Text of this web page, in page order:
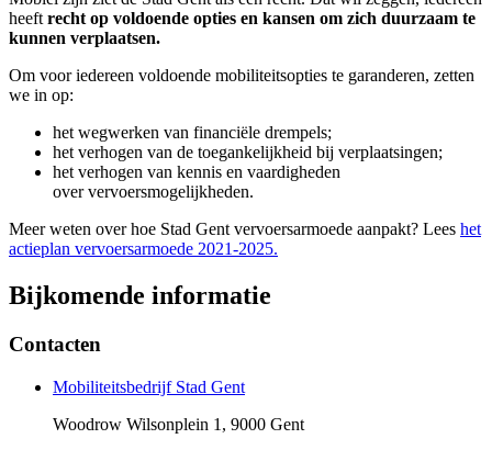
heeft recht op voldoende opties en kansen om zich duurzaam te
kunnen verplaatsen.
Om voor iedereen voldoende mobiliteitsopties te garanderen, zetten
we in op:
het wegwerken van financiële drempels;
het verhogen van de toegankelijkheid bij verplaatsingen;
het verhogen van kennis en vaardigheden
over vervoersmogelijkheden.
Meer weten over hoe Stad Gent vervoersarmoede aanpakt? Lees het
actieplan vervoersarmoede 2021-2025.
Bijkomende informatie
Contacten
Mobiliteitsbedrijf Stad Gent
Woodrow Wilsonplein 1, 9000 Gent